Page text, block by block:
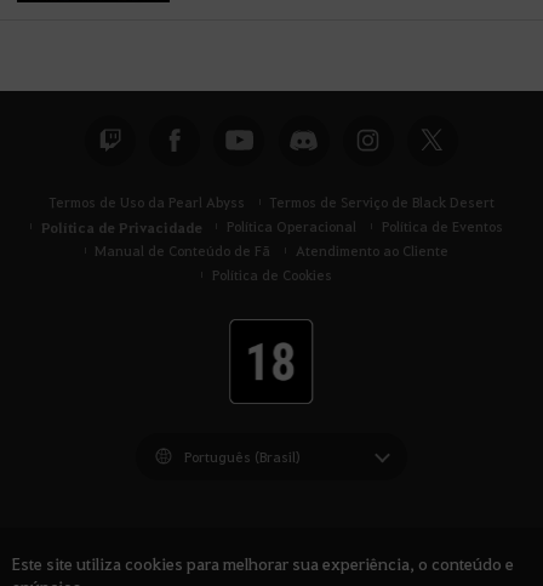
Termos de Uso da Pearl Abyss Termos de Serviço de Black Desert
Política de Privacidade Política Operacional
Política de Eventos
Manual de Conteúdo de Fã
Atendimento ao Cliente
Política de Cookies
Black Desert -
Este site utiliza cookies para melhorar sua experiência, o conteúdo e